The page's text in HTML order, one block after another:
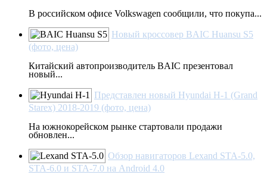
В российском офисе Volkswagen сообщили, что покупа...
Новый кроссовер BAIC Huansu S5
(фото, цена)
Китайский автопроизводитель BAIC презентовал
новый...
Представлен новый Hyundai H-1 (Grand
Starex) 2018-2019 (фото, цена)
На южнокорейском рынке стартовали продажи
обновлен...
Обзор навигаторов Lexand STA-5.0,
STA-6.0 и STA-7.0 на Android 4.0